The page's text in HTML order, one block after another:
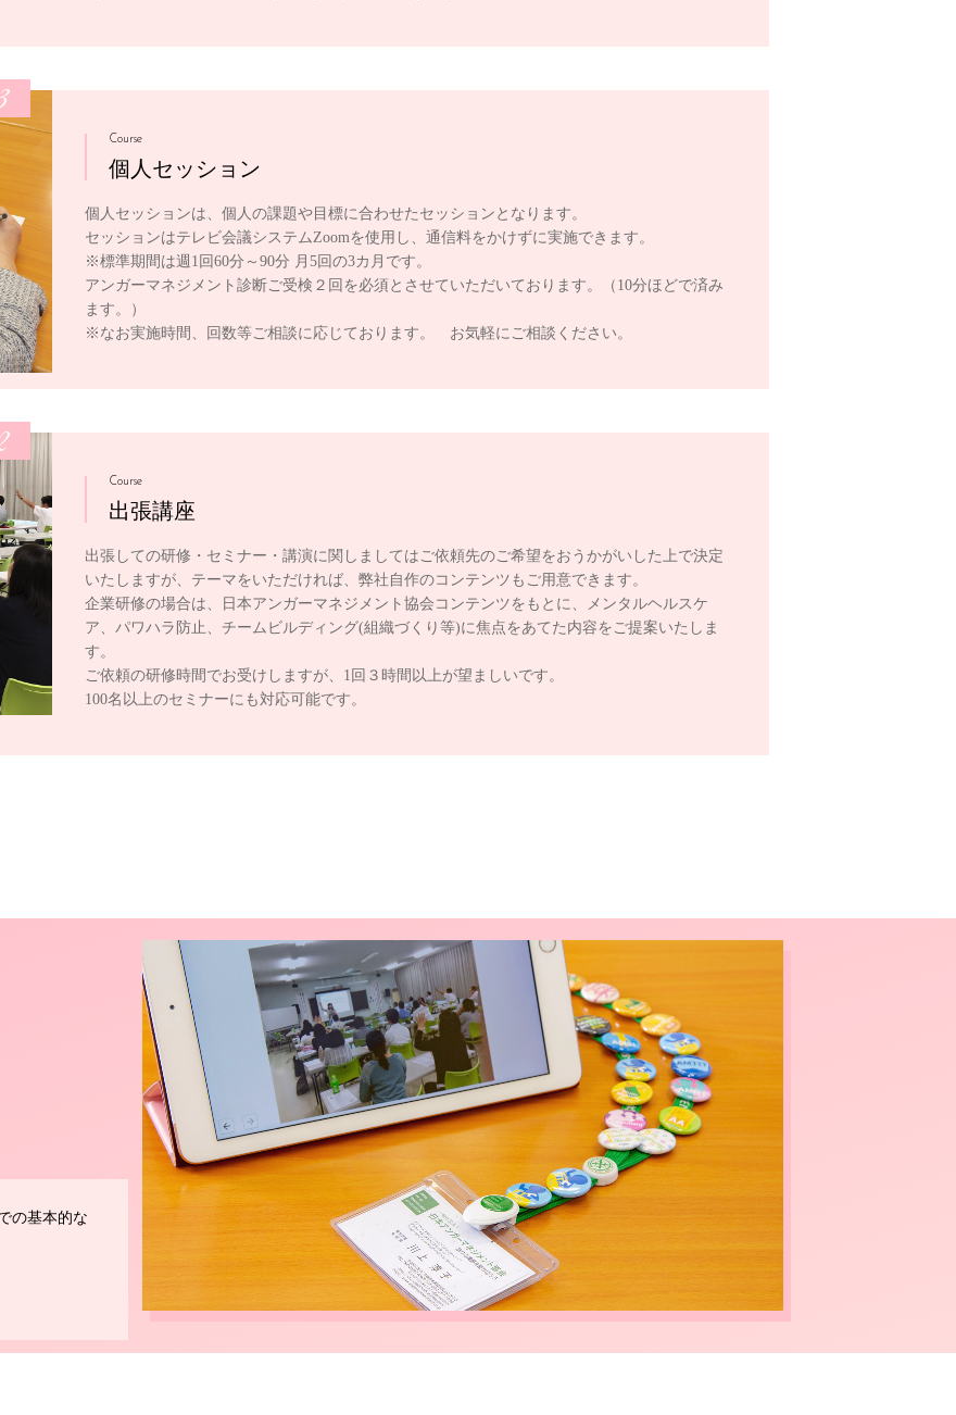
Course
個人セッション
個人セッションは、個人の課題や目標に合わせたセッションとなります。
セッションはテレビ会議システムZoomを使用し、通信料をかけずに実施できます。
※標準期間は週1回60分～90分 月5回の3カ月です。
アンガーマネジメント診断ご受検２回を必須とさせていただいております。（10分ほどで済み
ます。）
※なお実施時間、回数等ご相談に応じております。 お気軽にご相談ください。
Course
出張講座
出張しての研修・セミナー・講演に関しましてはご依頼先のご希望をおうかがいした上で決定
いたしますが、テーマをいただければ、弊社自作のコンテンツもご用意できます。
企業研修の場合は、日本アンガーマネジメント協会コンテンツをもとに、メンタルヘルスケ
ア、パワハラ防止、チームビルディング(組織づくり等)に焦点をあてた内容をご提案いたしま
す。
ご依頼の研修時間でお受けしますが、1回３時間以上が望ましいです。
100名以上のセミナーにも対応可能です。
の基本的な